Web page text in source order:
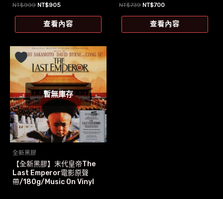
NT$999 原
格：
NT$905目
價
格：
查看內容
NT$739 原
格：
NT$700目
價
格：
查看內容
暫無庫存
全新黑膠
【全新黑膠】末代皇帝The
Last Emperor電影原聲
帶/180g/Music On Vinyl